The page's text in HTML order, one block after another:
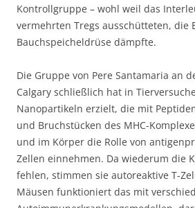
Kontrollgruppe – wohl weil das
vermehrten Tregs ausschütteten, die
Bauchspeicheldrüse dämpfte.
Die Gruppe von Pere Santamaria an
Calgary schließlich hat in
Nanopartikeln erzielt, die mit
und Bruchstücken des MHC-
und im Körper die Rolle von
Zellen einnehmen. Da wiederum die
fehlen, stimmen sie autoreaktive T-
Mäusen funktioniert das mit